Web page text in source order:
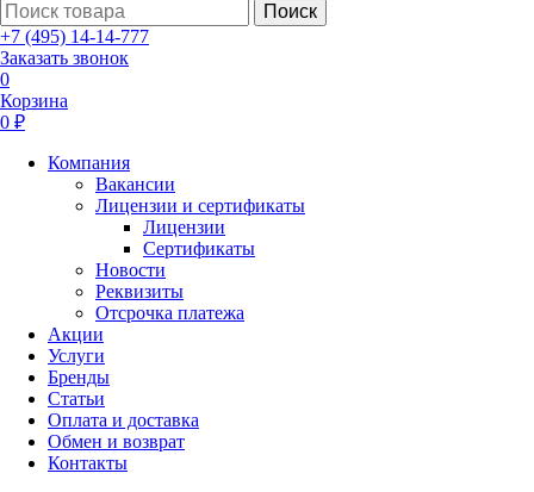
Поиск
+7 (495) 14-14-777
Заказать звонок
0
Корзина
0 ₽
Компания
Вакансии
Лицензии и сертификаты
Лицензии
Сертификаты
Новости
Реквизиты
Отсрочка платежа
Акции
Услуги
Бренды
Статьи
Оплата и доставка
Обмен и возврат
Контакты